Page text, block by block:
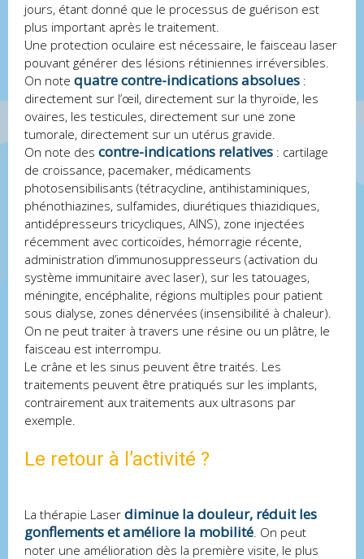
jours, étant donné que le processus de guérison est
plus important après le traitement.
Une protection oculaire est nécessaire, le faisceau laser
pouvant générer des lésions rétiniennes irréversibles.
On note quatre contre-indications absolues :
directement sur l’œil, directement sur la thyroïde, les
ovaires, les testicules, directement sur une zone
tumorale, directement sur un utérus gravide.
On note des contre-indications relatives : cartilage
de croissance, pacemaker, médicaments
photosensibilisants (tétracycline, antihistaminiques,
phénothiazines, sulfamides, diurétiques thiazidiques,
antidépresseurs tricycliques, AINS), zone injectées
récemment avec corticoïdes, hémorragie récente,
administration d’immunosuppresseurs (activation du
système immunitaire avec laser), sur les tatouages,
méningite, encéphalite, régions multiples pour patient
sous dialyse, zones dénervées (insensibilité à chaleur).
On ne peut traiter à travers une résine ou un plâtre, le
faisceau est interrompu.
Le crâne et les sinus peuvent être traités. Les
traitements peuvent être pratiqués sur les implants,
contrairement aux traitements aux ultrasons par
exemple.
Le retour à l’activité ?
La thérapie Laser diminue la douleur, réduit les
gonflements et améliore la mobilité. On peut
noter une amélioration dès la première visite, le plus